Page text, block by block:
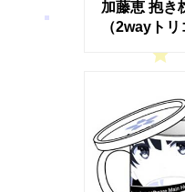
加藤恵 抱き
（2wayトリ